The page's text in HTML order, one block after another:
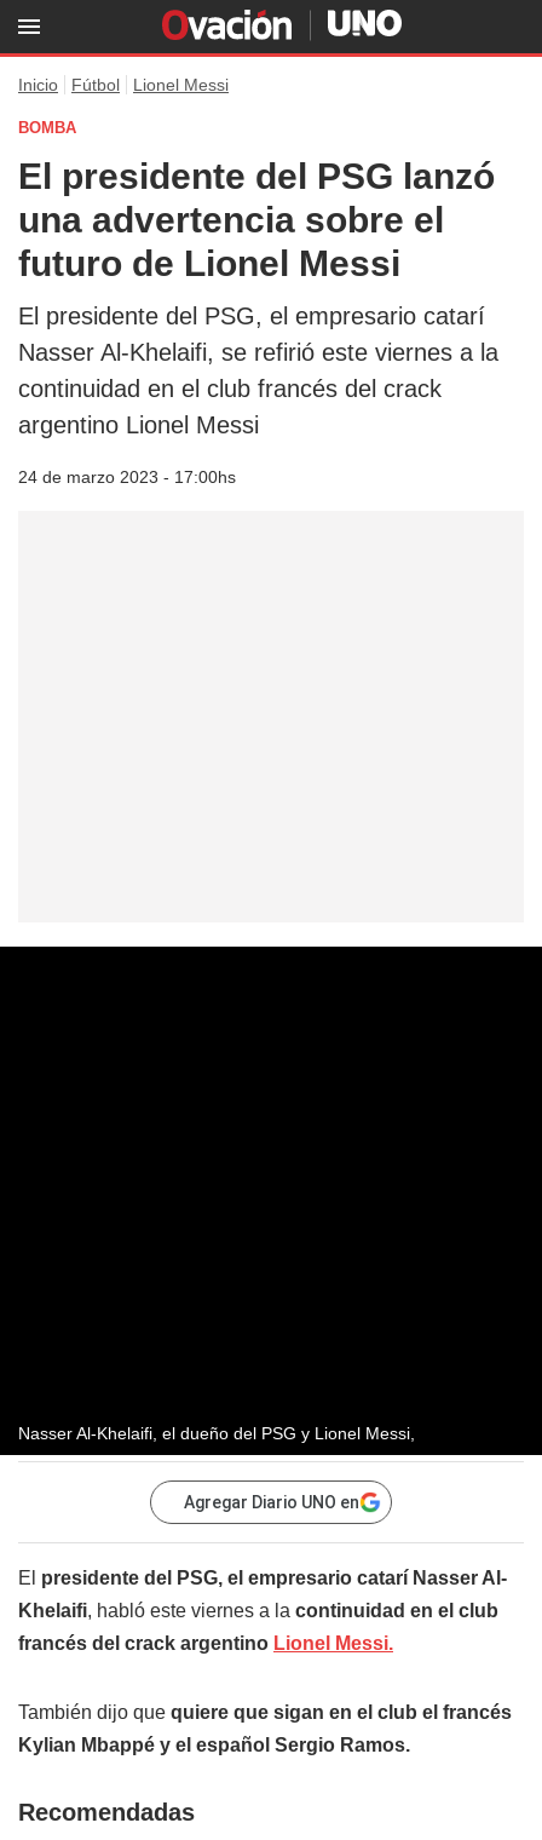
Inicio Fútbol Lionel Messi
BOMBA
El presidente del PSG lanzó
una advertencia sobre el
futuro de Lionel Messi
El presidente del PSG, el empresario catarí
Nasser Al-Khelaifi, se refirió este viernes a la
continuidad en el club francés del crack
argentino Lionel Messi
24 de marzo 2023 - 17:00hs
Nasser Al-Khelaifi, el dueño del PSG y Lionel Messi,
Agregar Diario UNO en
El presidente del PSG, el empresario catarí Nasser Al-
Khelaifi, habló este viernes a la continuidad en el club
francés del crack argentino Lionel Messi.
También dijo que quiere que sigan en el club el francés
Kylian Mbappé y el español Sergio Ramos.
Recomendadas